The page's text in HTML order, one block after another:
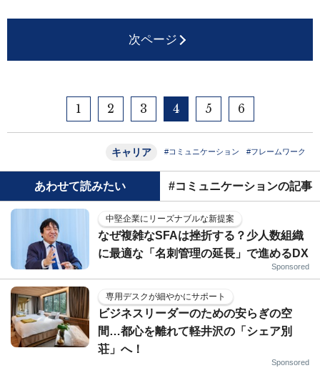
次ページ
1 2 3 4 5 6
キャリア #コミュニケーション #フレームワーク
あわせて読みたい #コミュニケーションの記事
中堅企業にリーズナブルな新提案
なぜ複雑なSFAは挫折する？少人数組織
に最適な「名刺管理の延長」で進めるDX
Sponsored
専用デスクが細やかにサポート
ビジネスリーダーのための安らぎの空
間…都心を離れて軽井沢の「シェア別
荘」へ！
Sponsored